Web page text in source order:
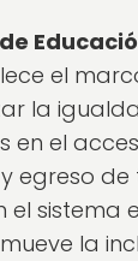
de
el
la
en el
egreso de
el sistema
la